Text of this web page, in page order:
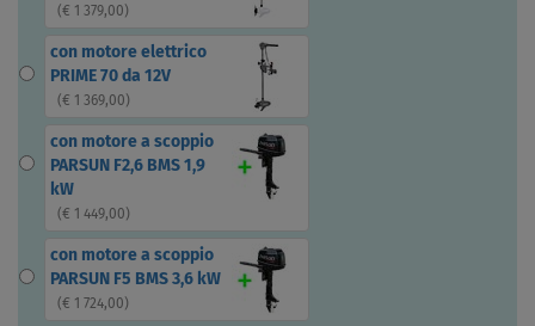
( € 1 379,00)
con motore elettrico
PRIME 70 da 12V
( € 1 369,00)
con motore a scoppio
PARSUN F2,6 BMS 1,9
kW
( € 1 449,00)
con motore a scoppio
PARSUN F5 BMS 3,6 kW
( € 1 724,00)